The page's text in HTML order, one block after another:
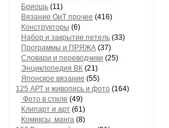
Бриошь (11)
Вязание ОиТ прочее (416)
Конструкторы (6)
Набор и закрытие петель (33)
Программы и ПРЯЖА (37)
Словари и переводчики (25)
Энциклопедия ВК (21)
Японское вязание (55)
125 АРТ и живопись и фото (164)
Фото в стиле (49)
Клипарт и арт (61)
Комиксы, манга (8)